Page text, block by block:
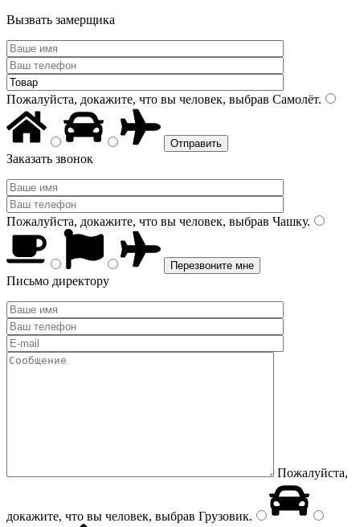
Вызвать замерщика
Пожалуйста, докажите, что вы человек, выбрав Самолёт.
Заказать звонок
Пожалуйста, докажите, что вы человек, выбрав Чашку.
Письмо директору
Пожалуйста,
докажите, что вы человек, выбрав Грузовик.